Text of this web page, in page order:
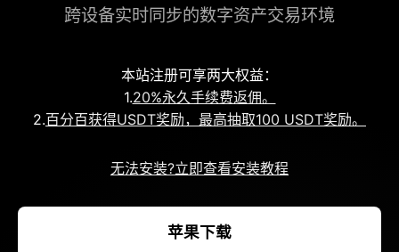
跨设备实时同步的数字资产交易环境
本站注册可享两大权益：
1.20%永久手续费返佣。
2.百分百获得USDT奖励，最高抽取100 USDT奖励。
无法安装?立即查看安装教程
苹果下载